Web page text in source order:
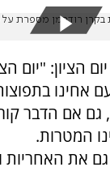
בקרן רודרמן מספרת
הציון: "יום
אחינו
אם הדבר
המטרות.
את האחריות